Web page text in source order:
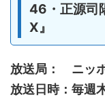
46・正源司
X』
放送局： ニッ
放送日時：毎週